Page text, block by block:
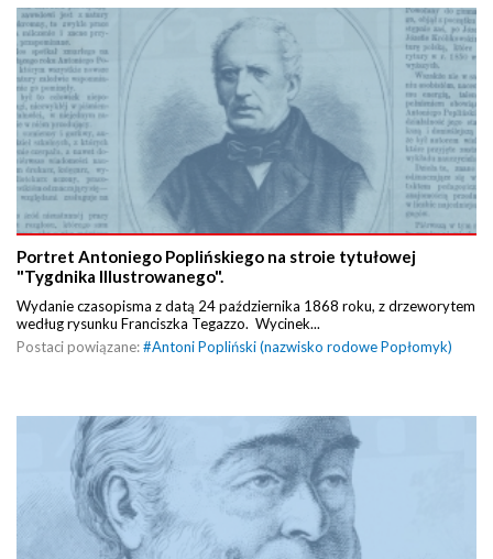
Portret Antoniego Poplińskiego na stroie tytułowej
"Tygdnika Illustrowanego".
Wydanie czasopisma z datą 24 października 1868 roku, z drzeworytem
według rysunku Franciszka Tegazzo. Wycinek...
Postaci powiązane:#Antoni Popliński (nazwisko rodowe Popłomyk)